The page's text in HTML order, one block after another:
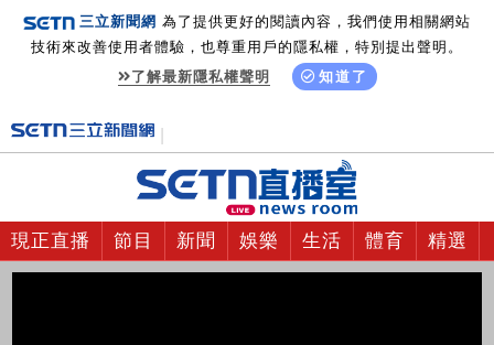
三立新聞網 為了提供更好的閱讀內容，我們使用相關網站
技術來改善使用者體驗，也尊重用戶的隱私權，特別提出聲明。
了解最新隱私權聲明
知道了
現正直播 節目 新聞 娛樂 生活 體育 精選